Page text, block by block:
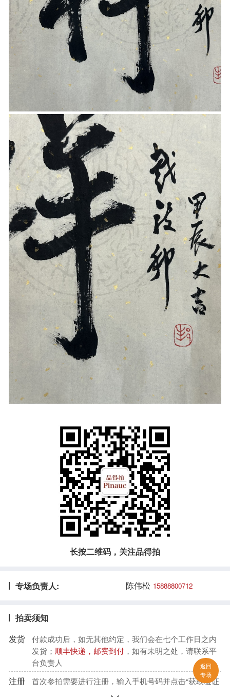
长按二维码，关注品得拍
专场负责人: 陈伟松 15888800712
拍卖须知
发货
付款成功后，如无其他约定，我们会在七个工作日之内
发货； 顺丰快递，邮费到付，如有未明之处，请联系平
台负责人
注册
首次参拍需要进行注册，输入手机号码并点击“获取验证
返回
专场